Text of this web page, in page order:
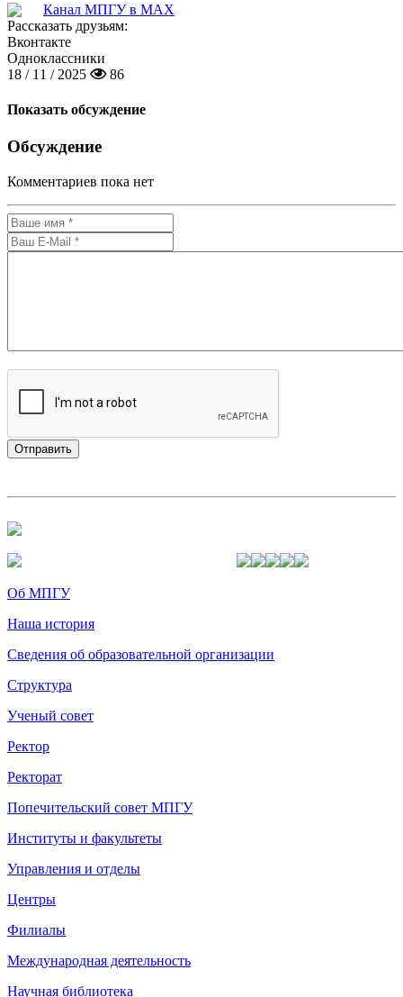
Канал МПГУ в MAX
Рассказать друзьям:
Вконтакте
Одноклассники
18 / 11 / 2025
86
Показать обсуждение
Обсуждение
Комментариев пока нет
Об МПГУ
Наша история
Сведения об образовательной организации
Структура
Ученый совет
Ректор
Ректорат
Попечительский совет МПГУ
Институты и факультеты
Управления и отделы
Центры
Филиалы
Международная деятельность
Научная библиотека